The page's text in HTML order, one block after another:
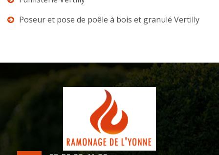
Poseur et pose de poêle à bois et granulé Vertilly